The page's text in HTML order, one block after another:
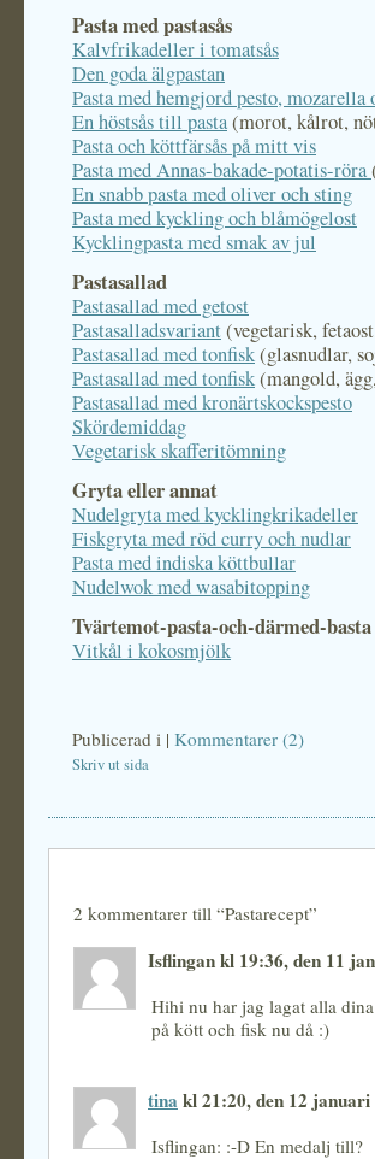
Pasta med pastasås
Kalvfrikadeller i tomatsås
Den goda älgpastan
Pasta med hemgjord pesto, mozarella
En höstsås till pasta(morot, kålrot,
Pasta och köttfärsås på mitt vis
Pasta med Annas-bakade-potatis-röra
En snabb pasta med oliver och sting
Pasta med kyckling och blåmögelost
Kycklingpasta med smak av jul
Pastasallad
Pastasallad med getost
Pastasalladsvariant(vegetarisk,
Pastasallad med tonfisk(glasnudlar,
Pastasallad med tonfisk(mangold,
Pastasallad med kronärtskockspesto
Skördemiddag
Vegetarisk skafferitömning
Gryta eller annat
Nudelgryta med kycklingkrikadeller
Fiskgryta med röd curry och nudlar
Pasta med indiska köttbullar
Nudelwok med wasabitopping
Tvärtemot-pasta-och-därmed-basta
Vitkål i kokosmjölk
Publicerad i | Kommentarer (2)
Skriv ut sida
2 kommentarer till “Pastarecept”
Isflingan kl 19:36, den 11
Hihi nu har jag lagat alla
på kött och fisk nu då :)
tina kl 21:20, den 12 januari
Isflingan: :-D En medalj till?